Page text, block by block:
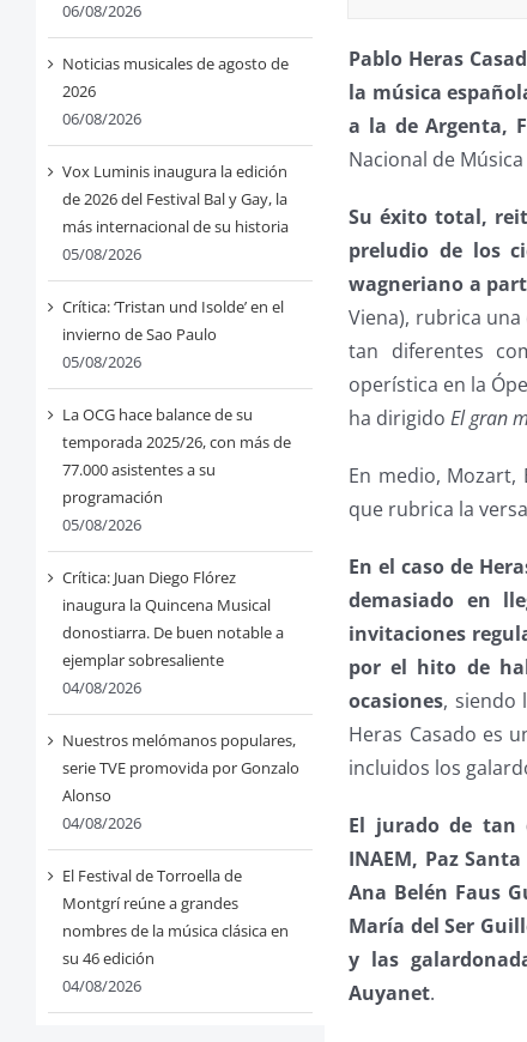
06/08/2026
Noticias musicales de agosto de
2026
06/08/2026
Vox Luminis inaugura la edición
de 2026 del Festival Bal y Gay, la
más internacional de su historia
05/08/2026
Crítica: ‘Tristan und Isolde’ en el
invierno de Sao Paulo
05/08/2026
La OCG hace balance de su
temporada 2025/26, con más de
77.000 asistentes a su
programación
05/08/2026
Crítica: Juan Diego Flórez
inaugura la Quincena Musical
donostiarra. De buen notable a
ejemplar sobresaliente
04/08/2026
Nuestros melómanos populares,
serie TVE promovida por Gonzalo
Alonso
04/08/2026
El Festival de Torroella de
Montgrí reúne a grandes
nombres de la música clásica en
su 46 edición
04/08/2026
Pablo Heras
la música
a la de Argenta,
Nacional de
Su éxito total,
preludio de los
wagneriano a
Viena), rubrica
tan diferentes
operística en la
ha dirigidoEl gran
En medio, Mozart,
que rubrica la
En el caso de
demasiado en
invitaciones
por el hito de
ocasiones, siendo
Heras Casado es
incluidos los
El jurado de tan
INAEM, Paz
Ana Belén Faus
María del Ser
y las
Auyanet.